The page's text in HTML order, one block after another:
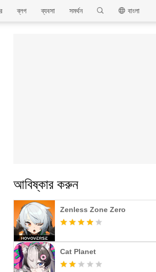
MEmu
বাংলা
সমর্থন
ব্যবসা
ব্লগ
আবিষ্কার করুন
Zenless Zone Zero
Cat Planet